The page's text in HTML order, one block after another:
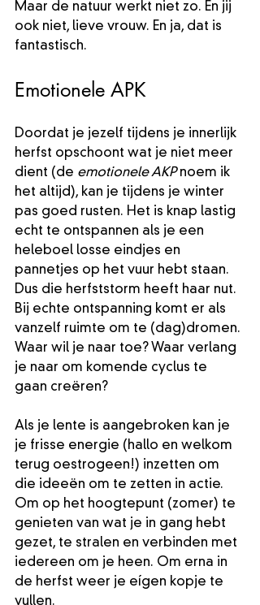
Maar de natuur werkt niet zo. En jij
ook niet, lieve vrouw. En ja, dat is
fantastisch.
Emotionele APK
Doordat je jezelf tijdens je innerlijk
herfst opschoont wat je niet meer
dient (de emotionele AKP noem ik
het altijd), kan je tijdens je winter
pas goed rusten. Het is knap lastig
echt te ontspannen als je een
heleboel losse eindjes en
pannetjes op het vuur hebt staan.
Dus die herfststorm heeft haar nut.
Bij echte ontspanning komt er als
vanzelf ruimte om te (dag)dromen.
Waar wil je naar toe? Waar verlang
je naar om komende cyclus te
gaan creëren?
Als je lente is aangebroken kan je
je frisse energie (hallo en welkom
terug oestrogeen!) inzetten om
die ideeën om te zetten in actie.
Om op het hoogtepunt (zomer) te
genieten van wat je in gang hebt
gezet, te stralen en verbinden met
iedereen om je heen. Om erna in
de herfst weer je eígen kopje te
vullen.